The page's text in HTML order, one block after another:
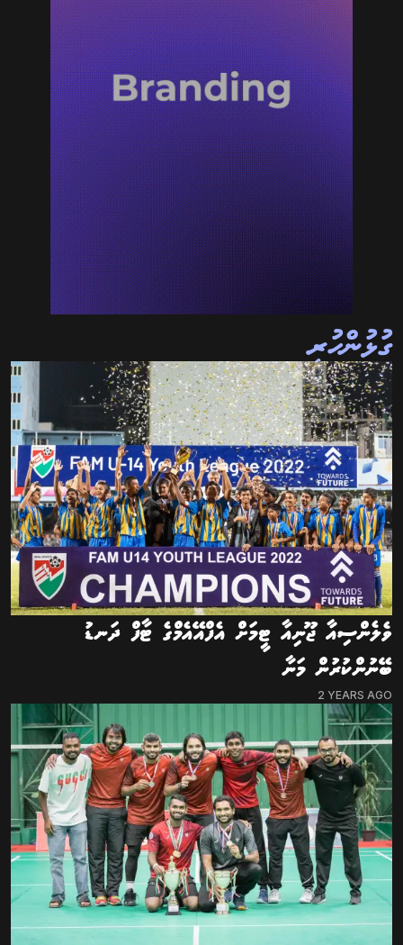
ގުޅުންހުރި
ވެލެންސިއާ ޖޫނިއާ ޓީމަށް އެފްއޭއެމްގެ ޓާފް ދަނޑު
ބޭނުންކުރުން މަނާ
2 YEARS AGO